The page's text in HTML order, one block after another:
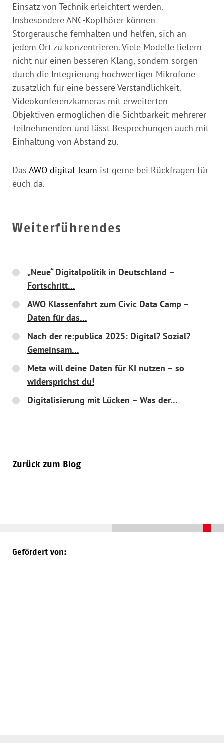
Einsatz von Technik erleichtert werden.
Insbesondere ANC-Kopfhörer können
Störgeräusche fernhalten und helfen, sich an
jedem Ort zu konzentrieren. Viele Modelle liefern
nicht nur einen besseren Klang, sondern sorgen
durch die Integrierung hochwertiger Mikrofone
zusätzlich für eine bessere Verständlichkeit.
Videokonferenzkameras mit erweiterten
Objektiven ermöglichen die Sichtbarkeit mehrerer
Teilnehmenden und lässt Besprechungen auch mit
Einhaltung von Abstand zu.
Das AWO digital Team ist gerne bei Rückfragen für
euch da.
Weiterführendes
„Neue“ Digitalpolitik in Deutschland –
Fortschritt…
AWO Klassenfahrt zum Civic Data Camp –
Daten für das…
Nach der re:publica 2025: Digital? Sozial?
Gemeinsam…
Meta will deine Daten für KI nutzen – so
widersprichst du!
Digitalisierung mit Lücken – Was der…
Zurück zum Blog
Gefördert von: